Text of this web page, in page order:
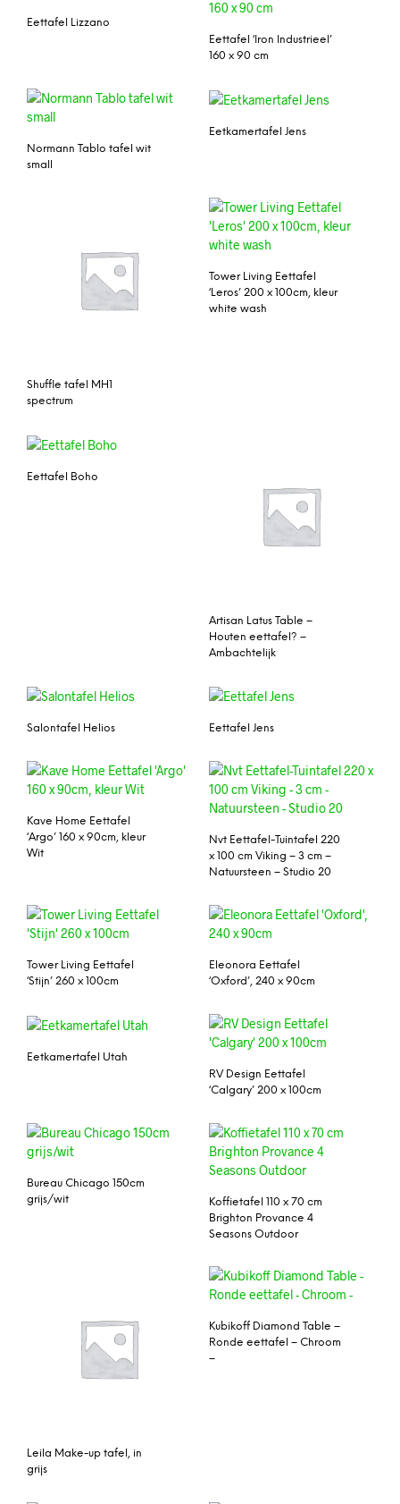
Eettafel Lizzano
Eettafel ‘Iron Industrieel’
160 x 90 cm
Normann Tablo tafel wit
small
Eetkamertafel Jens
Shuffle tafel MH1
spectrum
Tower Living Eettafel
‘Leros’ 200 x 100cm, kleur
white wash
Eettafel Boho
Artisan Latus Table –
Houten eettafel? –
Ambachtelijk
Salontafel Helios Eettafel Jens
Kave Home Eettafel
‘Argo’ 160 x 90cm, kleur
Wit
Nvt Eettafel-Tuintafel 220
x 100 cm Viking – 3 cm –
Natuursteen – Studio 20
Tower Living Eettafel
‘Stijn’ 260 x 100cm
Eleonora Eettafel
‘Oxford’, 240 x 90cm
Eetkamertafel Utah
RV Design Eettafel
‘Calgary’ 200 x 100cm
Bureau Chicago 150cm
grijs/wit
Koffietafel 110 x 70 cm
Brighton Provance 4
Seasons Outdoor
Leila Make-up tafel, in
grijs
Kubikoff Diamond Table –
Ronde eettafel – Chroom
–